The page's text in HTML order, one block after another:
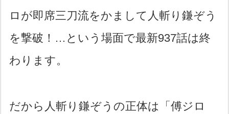
ロが即席三刀流をかまして人斬り鎌ぞう
を撃破！…という場面で最新937話は終
わります。
だから人斬り鎌ぞうの正体は「傅ジロ